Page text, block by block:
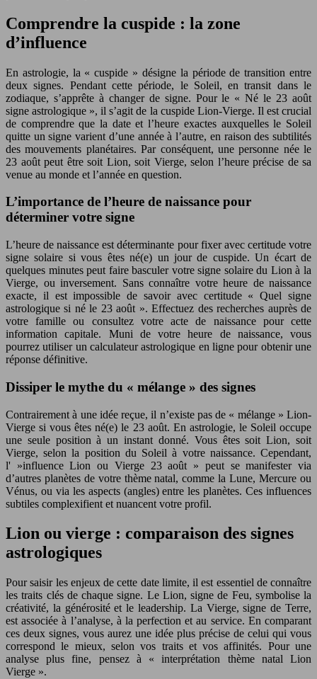
Comprendre la cuspide : la zone
d’influence
En astrologie, la « cuspide » désigne la période de transition entre
deux signes. Pendant cette période, le Soleil, en transit dans le
zodiaque, s’apprête à changer de signe. Pour le « Né le 23 août
signe astrologique », il s’agit de la cuspide Lion-Vierge. Il est crucial
de comprendre que la date et l’heure exactes auxquelles le Soleil
quitte un signe varient d’une année à l’autre, en raison des subtilités
des mouvements planétaires. Par conséquent, une personne née le
23 août peut être soit Lion, soit Vierge, selon l’heure précise de sa
venue au monde et l’année en question.
L’importance de l’heure de naissance pour
déterminer votre signe
L’heure de naissance est déterminante pour fixer avec certitude votre
signe solaire si vous êtes né(e) un jour de cuspide. Un écart de
quelques minutes peut faire basculer votre signe solaire du Lion à la
Vierge, ou inversement. Sans connaître votre heure de naissance
exacte, il est impossible de savoir avec certitude « Quel signe
astrologique si né le 23 août ». Effectuez des recherches auprès de
votre famille ou consultez votre acte de naissance pour cette
information capitale. Muni de votre heure de naissance, vous
pourrez utiliser un calculateur astrologique en ligne pour obtenir une
réponse définitive.
Dissiper le mythe du « mélange » des signes
Contrairement à une idée reçue, il n’existe pas de « mélange » Lion-
Vierge si vous êtes né(e) le 23 août. En astrologie, le Soleil occupe
une seule position à un instant donné. Vous êtes soit Lion, soit
Vierge, selon la position du Soleil à votre naissance. Cependant,
l' »influence Lion ou Vierge 23 août » peut se manifester via
d’autres planètes de votre thème natal, comme la Lune, Mercure ou
Vénus, ou via les aspects (angles) entre les planètes. Ces influences
subtiles complexifient et nuancent votre profil.
Lion ou vierge : comparaison des signes
astrologiques
Pour saisir les enjeux de cette date limite, il est essentiel de connaître
les traits clés de chaque signe. Le Lion, signe de Feu, symbolise la
créativité, la générosité et le leadership. La Vierge, signe de Terre,
est associée à l’analyse, à la perfection et au service. En comparant
ces deux signes, vous aurez une idée plus précise de celui qui vous
correspond le mieux, selon vos traits et vos affinités. Pour une
analyse plus fine, pensez à « interprétation thème natal Lion
Vierge ».